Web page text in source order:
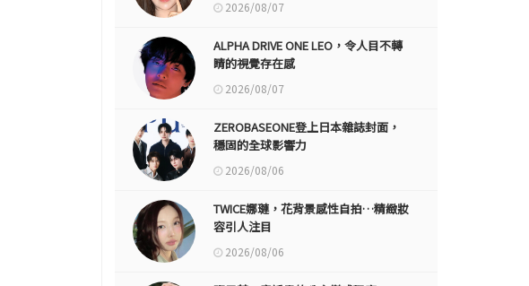
2026/08/07
ALPHA DRIVE ONE LEO，令人目不轉
睛的視覺存在感
2026/08/07
ZEROBASEONE登上日本雜誌封面，
穩固的全球影響力
2026/08/06
TWICE娜璉，花背景感性自拍…精緻妝
容引人注目
2026/08/06